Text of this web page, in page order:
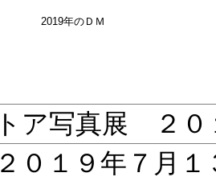
2019年のＤＭ
トア写真展 ２
２０１９年７月